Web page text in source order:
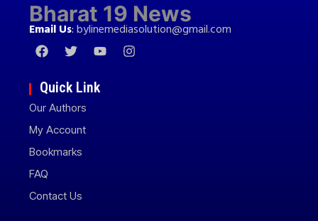
Bharat 19 News
Email Us:bylinemediasolution@gmail.com
Quick Link
Our Authors
My Account
Bookmarks
FAQ
Contact Us